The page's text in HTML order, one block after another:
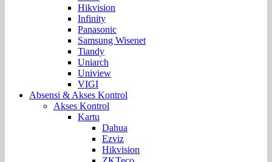
Hikvision
Infinity
Panasonic
Samsung Wisenet
Tiandy
Uniarch
Uniview
VIGI
Absensi & Akses Kontrol
Akses Kontrol
Kartu
Dahua
Ezviz
Hikvision